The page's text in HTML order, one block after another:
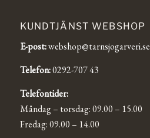
KUNDTJÄNST WEBSHOP
E-post:webshop@tarnsjogarveri.se
Telefon:0292-707 43
Telefontider:
Måndag – torsdag: 09.00 – 15.00
Fredag: 09.00 – 14.00